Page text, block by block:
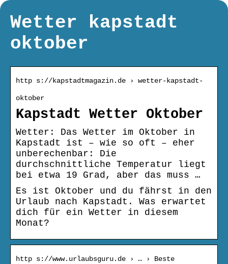
Wetter kapstadt
oktober
http s://kapstadtmagazin.de › wetter-kapstadt-
oktober
Kapstadt Wetter Oktober
Wetter: Das Wetter im Oktober in
Kapstadt ist – wie so oft – eher
unberechenbar: Die
durchschnittliche Temperatur liegt
bei etwa 19 Grad, aber das muss …
Es ist Oktober und du fährst in den
Urlaub nach Kapstadt. Was erwartet
dich für ein Wetter in diesem
Monat?
http s://www.urlaubsguru.de › … › Beste